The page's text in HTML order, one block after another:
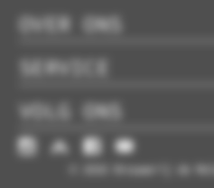
OVER ONS
SERVICE
VOLG ONS
© 2026 Brouwerij de